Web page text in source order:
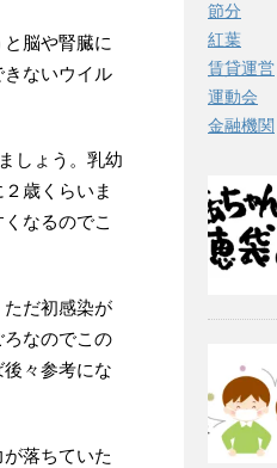
脳や腎臓に
ないウイル
しょう。乳幼
歳くらいま
なるのでこ
だ初感染が
なのでこの
々参考にな
落ちていた
節分
紅葉
賃貸運営
運動会
金融機関